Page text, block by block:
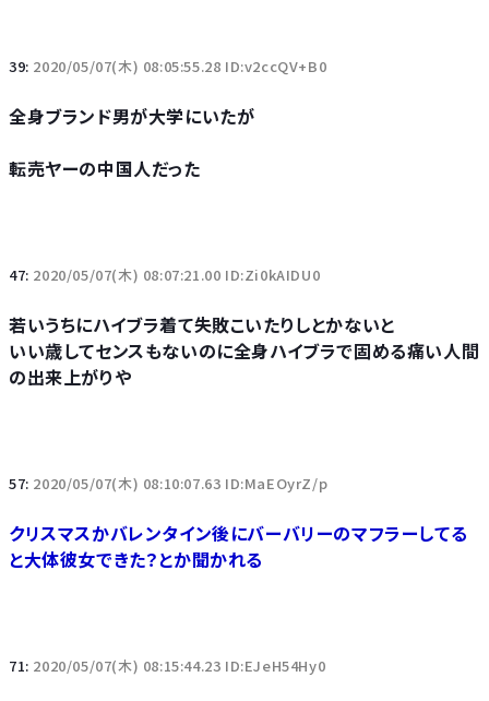
39: 2020/05/07(木) 08:05:55.28 ID:v2ccQV+B0
全身ブランド男が大学にいたが
転売ヤーの中国人だった
47: 2020/05/07(木) 08:07:21.00 ID:Zi0kAIDU0
若いうちにハイブラ着て失敗こいたりしとかないと
いい歳してセンスもないのに全身ハイブラで固める痛い人間
の出来上がりや
57: 2020/05/07(木) 08:10:07.63 ID:MaEOyrZ/p
クリスマスかバレンタイン後にバーバリーのマフラーしてる
と大体彼女できた？とか聞かれる
71: 2020/05/07(木) 08:15:44.23 ID:EJeH54Hy0